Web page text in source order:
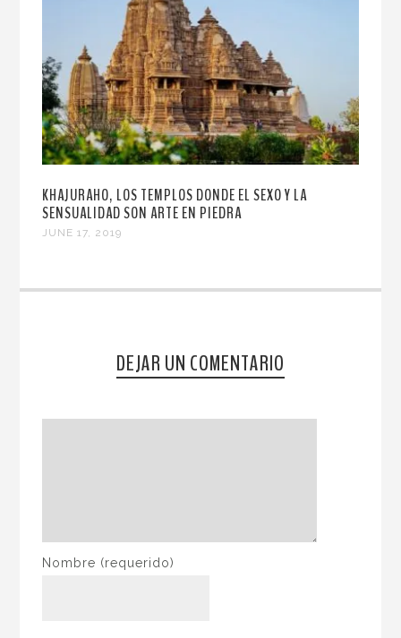
KHAJURAHO, LOS TEMPLOS DONDE EL SEXO Y LA
SENSUALIDAD SON ARTE EN PIEDRA
JUNE 17, 2019
DEJAR UN COMENTARIO
Nombre (requerido)